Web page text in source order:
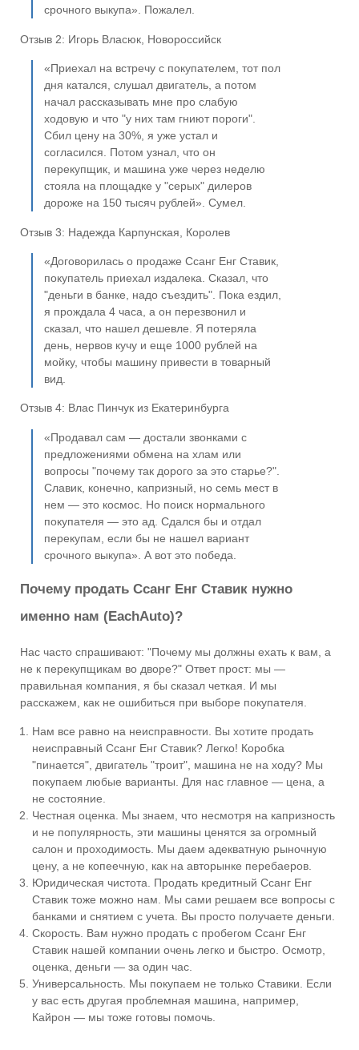
срочного выкупа». Пожалел.
Отзыв 2: Игорь Власюк, Новороссийск
«Приехал на встречу с покупателем, тот пол
дня катался, слушал двигатель, а потом
начал рассказывать мне про слабую
ходовую и что "у них там гниют пороги".
Сбил цену на 30%, я уже устал и
согласился. Потом узнал, что он
перекупщик, и машина уже через неделю
стояла на площадке у "серых" дилеров
дороже на 150 тысяч рублей». Сумел.
Отзыв 3: Надежда Карпунская, Королев
«Договорилась о продаже Ссанг Енг Ставик,
покупатель приехал издалека. Сказал, что
"деньги в банке, надо съездить". Пока ездил,
я прождала 4 часа, а он перезвонил и
сказал, что нашел дешевле. Я потеряла
день, нервов кучу и еще 1000 рублей на
мойку, чтобы машину привести в товарный
вид.
Отзыв 4: Влас Пинчук из Екатеринбурга
«Продавал сам — достали звонками с
предложениями обмена на хлам или
вопросы "почему так дорого за это старье?".
Славик, конечно, капризный, но семь мест в
нем — это космос. Но поиск нормального
покупателя — это ад. Сдался бы и отдал
перекупам, если бы не нашел вариант
срочного выкупа». А вот это победа.
Почему продать Ссанг Енг Ставик нужно
именно нам (EachAuto)?
Нас часто спрашивают: "Почему мы должны ехать к вам, а
не к перекупщикам во дворе?" Ответ прост: мы —
правильная компания, я бы сказал четкая. И мы
расскажем, как не ошибиться при выборе покупателя.
Нам все равно на неисправности. Вы хотите продать
неисправный Ссанг Енг Ставик? Легко! Коробка
"пинается", двигатель "троит", машина не на ходу? Мы
покупаем любые варианты. Для нас главное — цена, а
не состояние.
Честная оценка. Мы знаем, что несмотря на капризность
и не популярность, эти машины ценятся за огромный
салон и проходимость. Мы даем адекватную рыночную
цену, а не копеечную, как на авторынке перебаеров.
Юридическая чистота. Продать кредитный Ссанг Енг
Ставик тоже можно нам. Мы сами решаем все вопросы с
банками и снятием с учета. Вы просто получаете деньги.
Скорость. Вам нужно продать с пробегом Ссанг Енг
Ставик нашей компании очень легко и быстро. Осмотр,
оценка, деньги — за один час.
Универсальность. Мы покупаем не только Ставики. Если
у вас есть другая проблемная машина, например,
Кайрон — мы тоже готовы помочь.